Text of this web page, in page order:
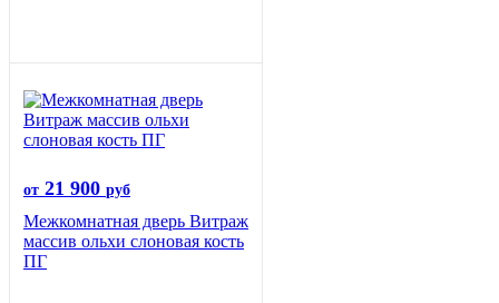
от 21 900 руб
Межкомнатная дверь Витраж
массив ольхи слоновая кость
ПГ